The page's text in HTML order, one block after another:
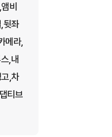
비
뒷좌
메라,
,내
,차
티브